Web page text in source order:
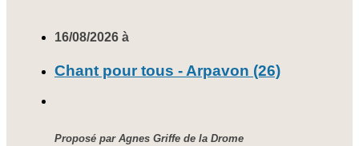
16/08/2026 à
Chant pour tous - Arpavon (26)
Proposé par Agnes Griffe de la Drome